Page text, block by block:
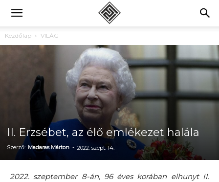
Kezdőlap VILÁG
II. Erzsébet, az élő emlékezet halála
Szerző: Madaras Márton - 2022. szept. 14.
2022. szeptember 8-án, 96 éves korában elhunyt II.